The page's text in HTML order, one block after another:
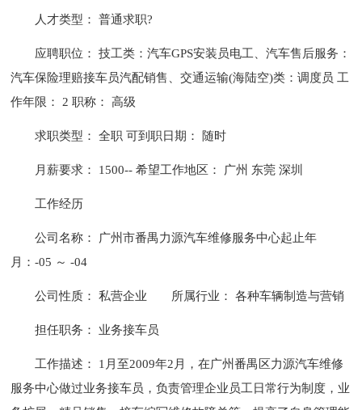
人才类型： 普通求职?
应聘职位： 技工类：汽车GPS安装员电工、汽车售后服务：
汽车保险理赔接车员汽配销售、交通运输(海陆空)类：调度员 工
作年限： 2 职称： 高级
求职类型： 全职 可到职日期： 随时
月薪要求： 1500-- 希望工作地区： 广州 东莞 深圳
工作经历
公司名称： 广州市番禺力源汽车维修服务中心起止年
月：-05 ～ -04
公司性质： 私营企业 所属行业： 各种车辆制造与营销
担任职务： 业务接车员
工作描述： 1月至2009年2月，在广州番禺区力源汽车维修
服务中心做过业务接车员，负责管理企业员工日常行为制度，业